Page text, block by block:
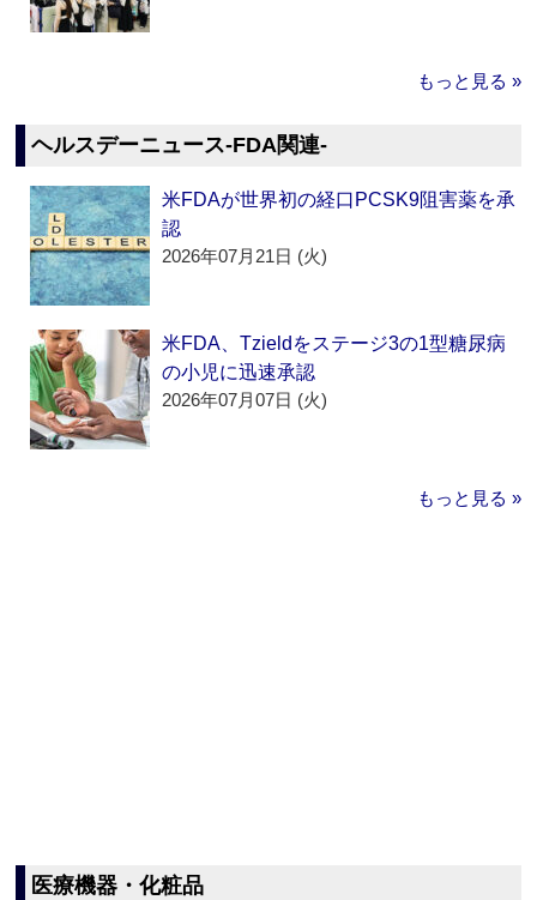
もっと見る »
ヘルスデーニュース‐FDA関連‐
米FDAが世界初の経口PCSK9阻害薬を承
認
2026年07月21日 (火)
米FDA、Tzieldをステージ3の1型糖尿病
の小児に迅速承認
2026年07月07日 (火)
もっと見る »
医療機器・化粧品